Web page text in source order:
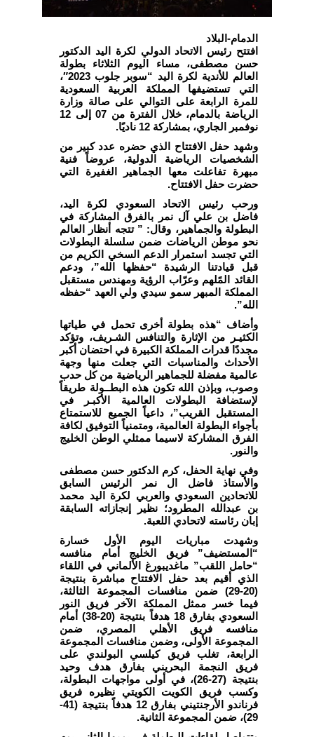
الدمام-البلاد
افتتح رئيس الاتحاد الدولي لكرة اليد الدكتور
حسن مصطفى، مساء اليوم الثلاثاء بطولة
العالم للأندية لكرة اليد “سوبر جلوب 2023″،
التي تستضيفها المملكة العربية السعودية
للمرة الرابعة على التوالي على صالة وزارة
الرياضة بالدمام، خلال الفترة من 07 إلى 12
نوفمبر الجاري، بمشاركة 12 ناديًا.
وشهد حفل الافتتاح الذي حضره عدد كبير من
الشخصيات الرياضية الدولية، عروضاً فنية
مبهرة تفاعلت معها الجماهير الغفيرة التي
حضرت حفل الافتتاح.
ورحب رئيس الاتحاد السعودي لكرة اليد،
فاضل بن علي آل نمر بالفرق المشاركة في
البطولة والجماهير، وقال: ” تتجه أنظار العالم
نحو موطن الرياضات ضمن سلسلة البطولات
التي تجسد استمرار الدعم السخي الكريم من
قبل قيادتنا الرشيدة “حفظها الله”، ودعم
القائد المًلهم وعرّاب الرؤية ومهندس مستقبل
المملكة المبهر سمو سيدي ولي العهد “حفظه
الله”.
وأضاف “هذه بطولة أخرى تحمل في طياتها
الكثيـر من الإثارة والتنافس الشـريف، وتؤكد
مجددًا قدرات المملكة الكبيرة في احتضان أكبر
الأحداث والمناسبات التي جعلت منها وجهة
عالمية مفضلة للجماهير الرياضية من كل حدب
وصوب، وبإذن الله تكون هذه البطــولة طريقاً
لإستضافة البطولات العالمية الأكبـر في
المستقبل القريب”، داعياً الجميع للاستمتاع
بأجواء البطولة العالمية، ومتمنياً التوفيق لكافة
الفرق المشاركة لاسيما ممثلي الوطن الخليج
والنور.
وفي نهاية الحفل، كرم الدكتور حسن مصطفى
والأستاذ فاضل ال نمر الرئيس السابق
للاتحادين السعودي والعربي لكرة اليد محمد
بن عبدالله المطرود؛ نظير إنجازاته السابقة
إبان رئاسته لاتحادي اللعبة.
وشهدت مباريات اليوم الأول خسارة
“المستضيف” فريق الخليج أمام منافسه
“حامل اللقب” ماغديبورغ الألماني في اللقاء
الذي أقيم بعد حفل الافتتاح مباشرة بنتيجة
(20-29) ضمن منافسات المجموعة الثالثة،
فيما خسر ممثل المملكة الآخر فريق النور
السعودي بفارق 18 هدفاً بنتيجة (20-38) أمام
منافسه فريق الأهلي المصري، ضمن
المجموعة الأولى، وضمن منافسات المجموعة
الرابعة، تغلب فريق كيلسي البولندي على
فريق النجمة البحريني بفارق هدف وحيد
بنتيجة (27-26)، في أولى مواجهات البطولة،
وكسب فريق الكويت الكويتي نظيره فريق
فرناندو الأرجنتيني بفارق 12 هدفاً بنتيجة (41-
29)، ضمن المجموعة الثانية.